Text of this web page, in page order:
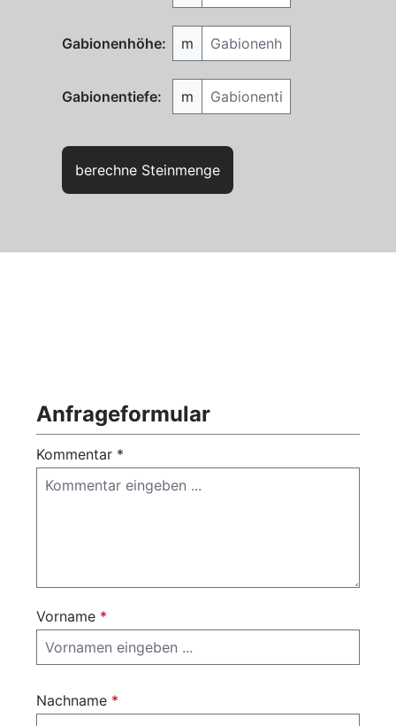
Gabionenhöhe: Gabionenhöhe
m
Gabionentiefe: Gabionentiefe
m
berechne Steinmenge
Anfrageformular
Kommentar *
Vorname *
Nachname *